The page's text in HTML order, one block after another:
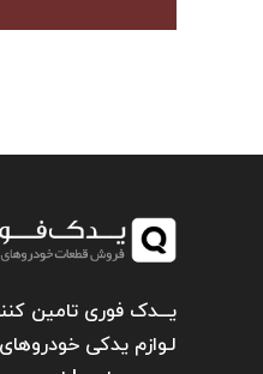
یـــدک فوری تامین